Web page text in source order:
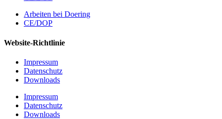
Arbeiten bei Doering
CE/DOP
Website-Richtlinie
Impressum
Datenschutz
Downloads
Impressum
Datenschutz
Downloads